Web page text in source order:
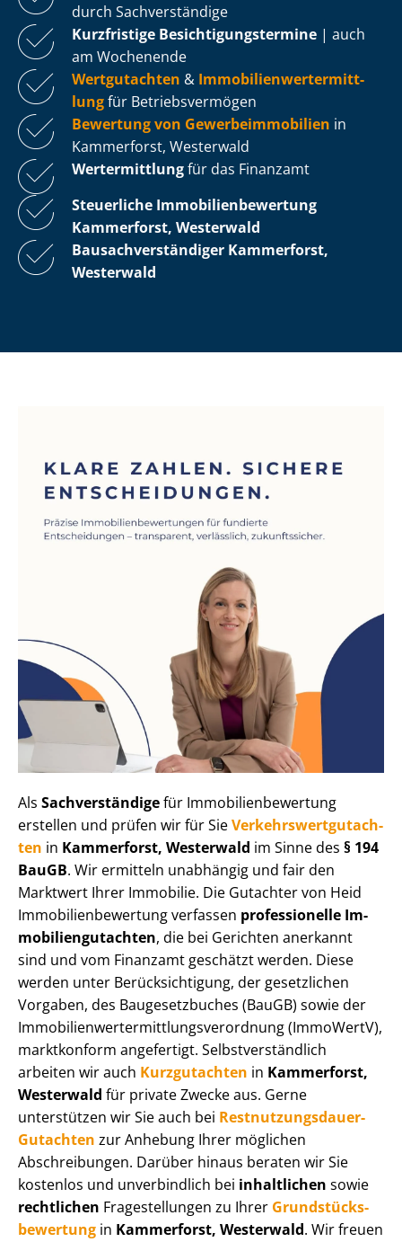
durch Sachverständige
Kurzfristige Be­sich­ti­gungs­ter­mi­ne | auch
am Wochenende
Wertgutachten & Im­mo­bi­li­en­wert­ermitt­
lungfür Be­triebs­ver­mö­gen
Bewertung von Ge­wer­be­im­mo­bi­li­en in
Kammerforst, Westerwald
Wertermittlungfür das Finanzamt
Steuerliche Im­mo­bi­li­en­be­wer­tung
Kammerforst, Westerwald
Bau­sach­ver­stän­di­ger Kammerforst,
Westerwald
Als Sachverständigefür Im­mo­bi­li­en­be­wer­tung
erstellen und prüfen wir für SieVer­kehrs­wert­gut­ach­
ten in Kammerforst, Westerwald im Sinne des § 194
BauGB. Wir ermitteln unabhängig und fair den
Marktwert Ihrer Immobilie. Die Gutachter von Heid
Im­mo­bi­li­en­be­wer­tung verfassen professionelle Im­
mo­bi­li­en­gut­ach­ten, die bei Gerichten anerkannt
sind und vom Finanzamt geschätzt werden. Diese
werden unter Be­rück­sich­ti­gung, der gesetzlichen
Vorgaben, des Baugesetzbuches (BauGB) sowie der
Im­mo­bi­li­en­wert­ermitt­lungs­ver­ord­nung (ImmoWertV),
marktkonform angefertigt. Selbst­ver­ständ­lich
arbeiten wir auch Kurzgutachten in Kammerforst,
Westerwald für private Zwecke aus. Gerne
unterstützen wir Sie auch bei Rest­nut­zungs­dau­er-
Gutachten zur Anhebung Ihrer möglichen
Abschreibungen. Darüber hinaus beraten wir Sie
kostenlos und unverbindlich bei inhaltlichen sowie
rechtlichen Fragestellungen zu Ihrer Grund­stücks­
be­wer­tung in Kammerforst, Westerwald. Wir freuen